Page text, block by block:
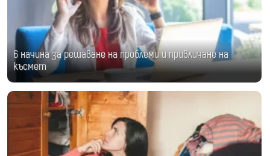
6 начина за решаване на проблеми и привличане на
късмет